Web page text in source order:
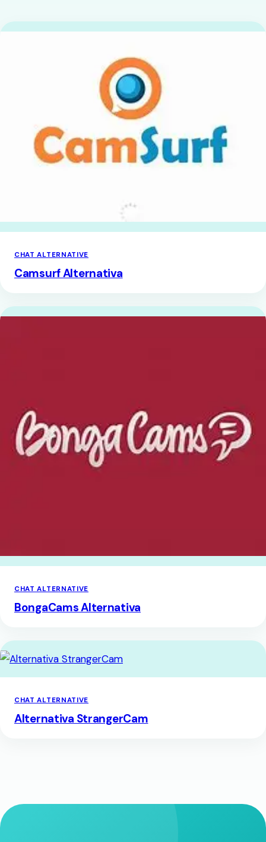
CHAT ALTERNATIVE
Camsurf Alternativa
CHAT ALTERNATIVE
BongaCams Alternativa
CHAT ALTERNATIVE
Alternativa StrangerCam